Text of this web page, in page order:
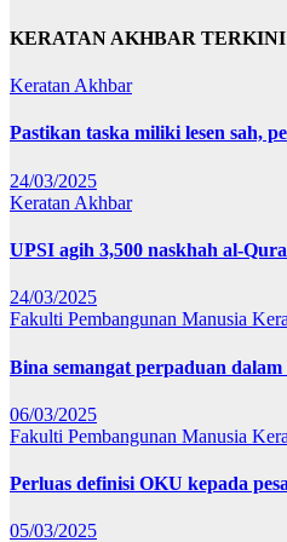
KERATAN AKHBAR TERKINI
Keratan Akhbar
Pastikan taska miliki lesen sah,
24/03/2025
Keratan Akhbar
UPSI agih 3,500 naskhah al-
24/03/2025
Fakulti Pembangunan Manusia
Bina semangat perpaduan
06/03/2025
Fakulti Pembangunan Manusia
Perluas definisi OKU kepada
05/03/2025